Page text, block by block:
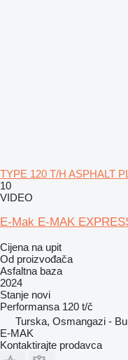
TYPE 120 T/H ASPHALT
10
VIDEO
E-Mak E-MAK
Cijena na upit
Od proizvođača
Asfaltna baza
2024
Stanje novi
Performansa 120 t/č
Turska, Osmangazi -
E-MAK
Kontaktirajte prodavca